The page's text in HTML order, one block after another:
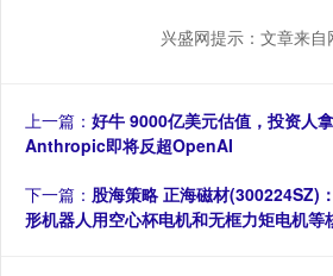
兴盛网提示：文章来自
上一篇： 好牛 9000亿美元估值，投资人
Anthropic即将反超OpenAI
下一篇： 股海策略 正海磁材(300224SZ)
形机器人用空心杯电机和无框力矩电机等